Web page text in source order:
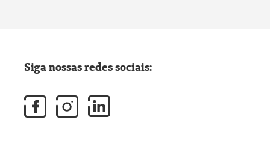
Siga nossas redes sociais: